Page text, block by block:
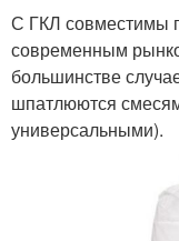
С ГКЛ совместимы
современным
большинстве
шпатлюются
универсальными).